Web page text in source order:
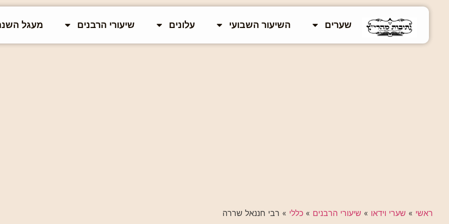
שערים השיעור השבועי עלונים שיעורי הרבנים מעגל
ראשי » שערי וידאו » שיעורי הרבנים » כללי » רבי חננאל שררה